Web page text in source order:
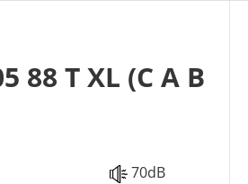
88 T XL (C A B
70dB